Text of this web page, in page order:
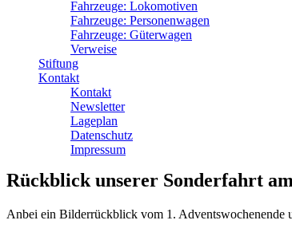
Fahrzeuge: Lokomotiven
Fahrzeuge: Personenwagen
Fahrzeuge: Güterwagen
Verweise
Stiftung
Kontakt
Kontakt
Newsletter
Lageplan
Datenschutz
Impressum
Rückblick unserer Sonderfahrt
Anbei ein Bilderrückblick vom 1. Adventswochenende